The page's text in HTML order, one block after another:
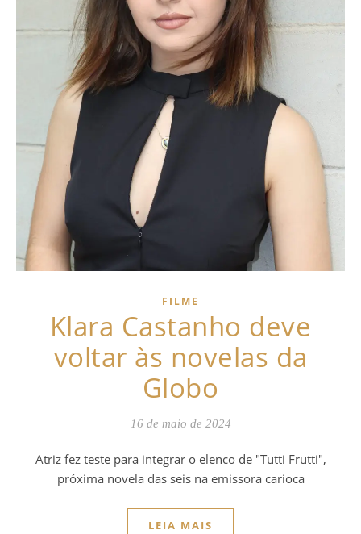
FILME
Klara Castanho deve
voltar às novelas da
Globo
16 de maio de 2024
Atriz fez teste para integrar o elenco de "Tutti Frutti",
próxima novela das seis na emissora carioca
LEIA MAIS